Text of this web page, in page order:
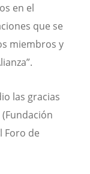
en el
que se
miembros y
las gracias
Foro de